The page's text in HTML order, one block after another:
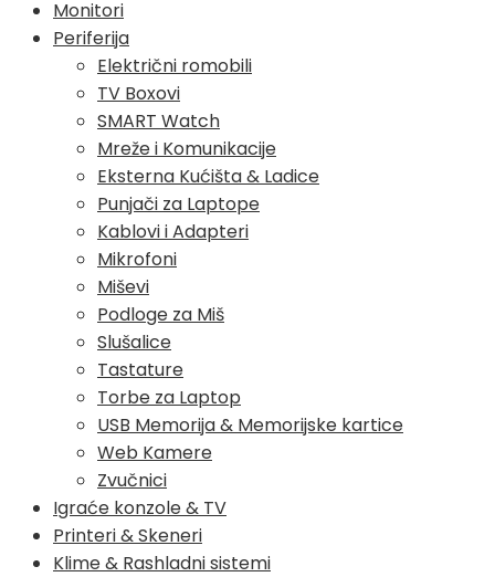
Monitori
Periferija
Električni romobili
TV Boxovi
SMART Watch
Mreže i Komunikacije
Eksterna Kućišta & Ladice
Punjači za Laptope
Kablovi i Adapteri
Mikrofoni
Miševi
Podloge za Miš
Slušalice
Tastature
Torbe za Laptop
USB Memorija & Memorijske kartice
Web Kamere
Zvučnici
Igraće konzole & TV
Printeri & Skeneri
Klime & Rashladni sistemi